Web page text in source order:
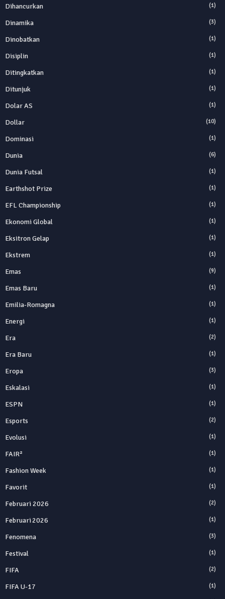
Dihancurkan (1)
Dinamika (3)
Dinobatkan (1)
Disiplin (1)
Ditingkatkan (1)
Ditunjuk (1)
Dolar AS (1)
Dollar (10)
Dominasi (1)
Dunia (6)
Dunia Futsal (1)
Earthshot Prize (1)
EFL Championship (1)
Ekonomi Global (1)
Eksitron Gelap (1)
Ekstrem (1)
Emas (9)
Emas Baru (1)
Emilia-Romagna (1)
Energi (1)
Era (2)
Era Baru (1)
Eropa (3)
Eskalasi (1)
ESPN (1)
Esports (2)
Evolusi (1)
FAIR² (1)
Fashion Week (1)
Favorit (1)
Februari 2026 (2)
Februari 2026 (1)
Fenomena (3)
Festival (1)
FIFA (2)
FIFA U-17 (1)